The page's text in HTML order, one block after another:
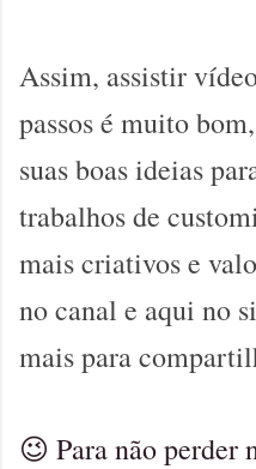
Assim, assistir
passos é muito
suas boas ideias
trabalhos de
mais criativos e
no canal e aqui no
mais para
😉 Para não perder